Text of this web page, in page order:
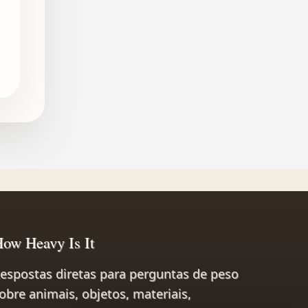
Heavy Is It
diretas para perguntas de peso
animais, objetos, materiais,